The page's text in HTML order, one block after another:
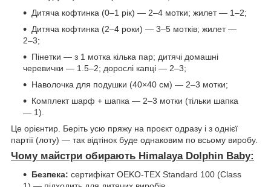
Дитяча кофтинка (0–1 рік) — 2–4 мотки; жилет — 1–2;
Дитяча кофтинка (2–4 роки) — 3–5 мотків; жилет —
2–3;
Пінетки — з 1 мотка кілька пар; дитячі домашні
черевички — 1.5–2; дорослі капці — 2–3;
Наволочка для подушки (40×40 см) — 2–3 мотки;
Комплект шарф + шапка — 2–3 мотки (тільки шапка
— 1).
Це орієнтир. Беріть усю пряжу на проєкт одразу і з однієї
партії (лоту) — так відтінок буде однаковим по всьому виробу.
Чому майстри обирають Himalaya Dolphin Baby:
Безпека: сертифікат OEKO-TEX Standard 100 (Class